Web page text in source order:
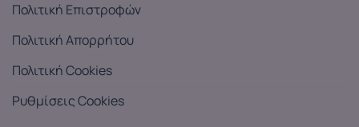
Πολιτική Επιστροφών
Πολιτική Απορρήτου
Πολιτική Cookies
Ρυθμίσεις Cookies